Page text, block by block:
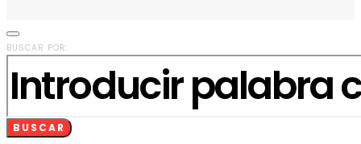
BUSCAR POR:
BUSCAR